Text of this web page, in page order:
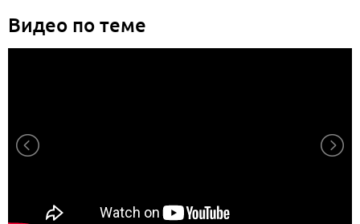
Видео по теме